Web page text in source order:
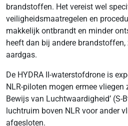
brandstoffen. Het vereist wel
veiligheidsmaatregelen en
makkelijk ontbrandt en minder
heeft dan bij andere
aardgas.
De HYDRA II-waterstofdrone is
NLR-piloten mogen ermee vliegen
Bewijs van Luchtwaardigheid’
luchtruim boven NLR voor ander
afgesloten.